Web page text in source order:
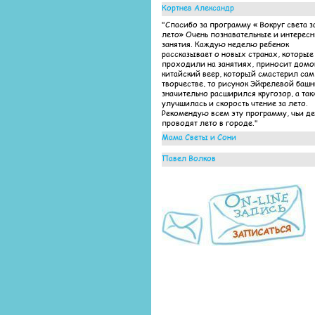
Кортнев Александр
"Спасибо за программу « Вокруг света
лето» Очень познавательные и
занятия. Каждую неделю ребенок
рассказывает о новых странах,
проходили на занятиях, приносит
китайский веер, который смастерил
творчестве, то рисунок Эйфелевой
значительно расширился кругозор, а
улучшилась и скорость чтение за лето.
Рекомендую всем эту программу, чьи
проводят лето в городе."
Мама Светы и Сони
"Выражаем огромную благодарность
педагогам детского центра «Яркие
программе «Вокруг света за все лето»
столько нового узнали, а главное
за лето чтение и математику!"
Павел Волков
занятия по летней программе! Ребенок
ходил с удовольствием, несмотря на
лето-каникулы... Это однозначно
преподавателей, которые работают на
результат и оправдывают ожидания и
и родителей!"